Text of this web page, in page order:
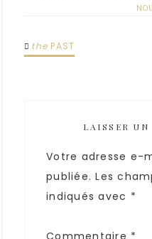
the PAST
LAISSER UN
Votre adresse e-
publiée. Les
indiqués avec *
Commentaire *